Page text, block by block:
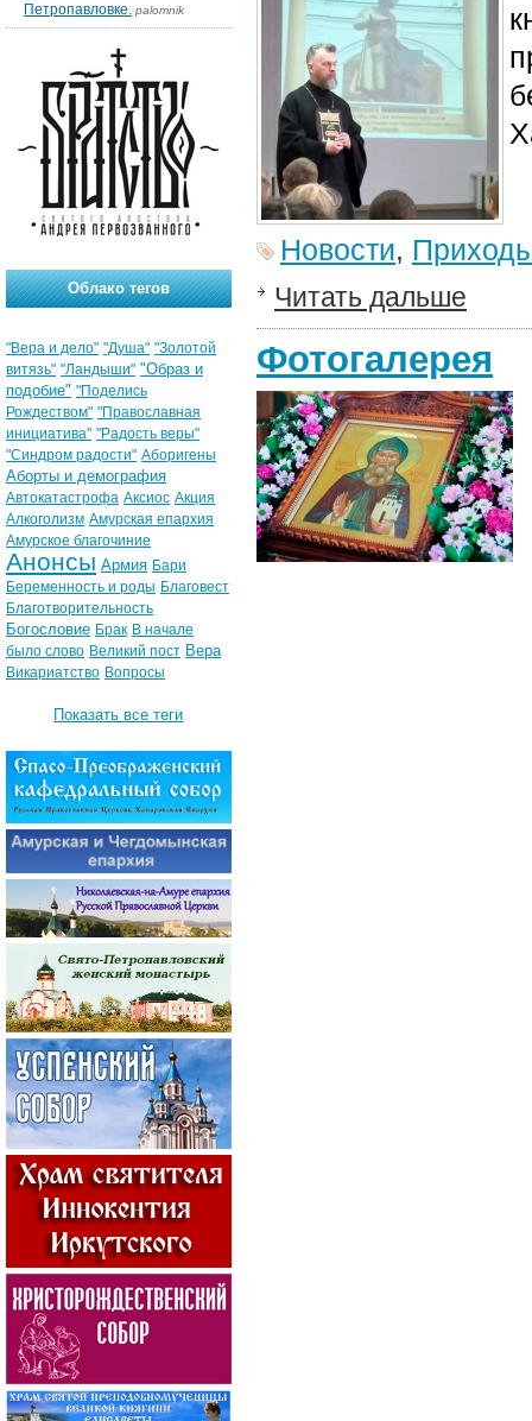
Новости,
Читать дальше
Фотогалерея
Петропавловке. palomnik
Облако тегов
"Вера и дело" "Душа" "Золотой
витязь" "Ландыши" "Образ и
подобие" "Поделись
Рождеством" "Православная
инициатива" "Радость веры"
"Синдром радости" Аборигены
Аборты и демография
Автокатастрофа Аксиос Акция
Алкоголизм Амурская епархия
Амурское благочиние
Анонсы Армия Бари
Беременность и роды Благовест
Благотворительность
Богословие Брак В начале
было слово Великий пост Вера
Викариатство Вопросы
Показать все теги